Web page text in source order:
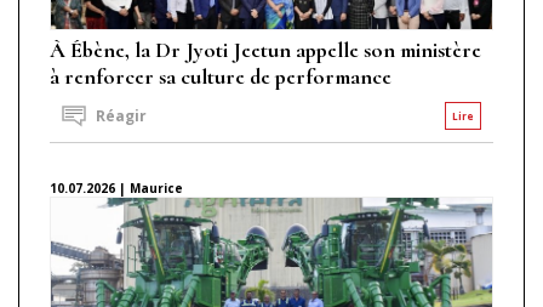
À Ébène, la Dr Jyoti Jeetun appelle son ministère
à renforcer sa culture de performance
Lire
Réagir
10.07.2026 | Maurice